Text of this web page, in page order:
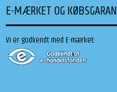
E-MÆRKET OG
Vi er godkendt med E-mærket: